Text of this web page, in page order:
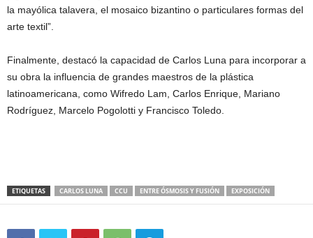
la mayólica talavera, el mosaico bizantino o particulares formas del
arte textil”.
Finalmente, destacó la capacidad de Carlos Luna para incorporar a
su obra la influencia de grandes maestros de la plástica
latinoamericana, como Wifredo Lam, Carlos Enrique, Mariano
Rodríguez, Marcelo Pogolotti y Francisco Toledo.
ETIQUETAS CARLOS LUNA CCU ENTRE ÓSMOSIS Y FUSIÓN EXPOSICIÓN